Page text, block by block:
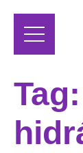
Tag: